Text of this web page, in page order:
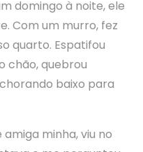
domingo à noite, ele
Com um murro, fez
quarto. Espatifou
chão, quebrou
baixo para
minha, viu no